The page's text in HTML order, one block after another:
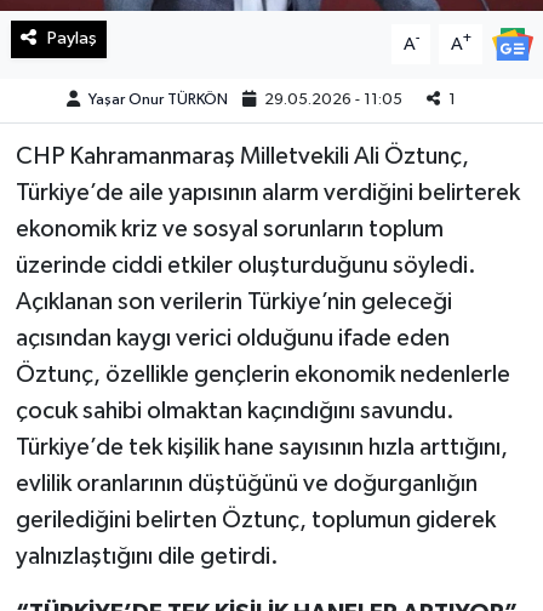
Paylaş A- A+
Yaşar Onur TÜRKÖN 29.05.2026 - 11:05 1
CHP Kahramanmaraş Milletvekili Ali Öztunç,
Türkiye’de aile yapısının alarm verdiğini belirterek
ekonomik kriz ve sosyal sorunların toplum
üzerinde ciddi etkiler oluşturduğunu söyledi.
Açıklanan son verilerin Türkiye’nin geleceği
açısından kaygı verici olduğunu ifade eden
Öztunç, özellikle gençlerin ekonomik nedenlerle
çocuk sahibi olmaktan kaçındığını savundu.
Türkiye’de tek kişilik hane sayısının hızla arttığını,
evlilik oranlarının düştüğünü ve doğurganlığın
gerilediğini belirten Öztunç, toplumun giderek
yalnızlaştığını dile getirdi.
Spor
Yaşam
KAHRAMANMARAŞ